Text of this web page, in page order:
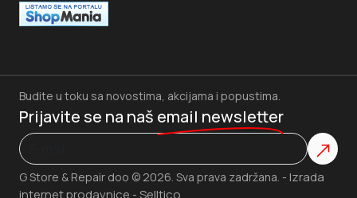
G Store & Repair doo © 2026. Sva prava zadržana. - Izrada
internet prodavnice - Selltico.
Budite u toku sa novostima, akcijama i popustima.
Prijavite se na naš email newsletter